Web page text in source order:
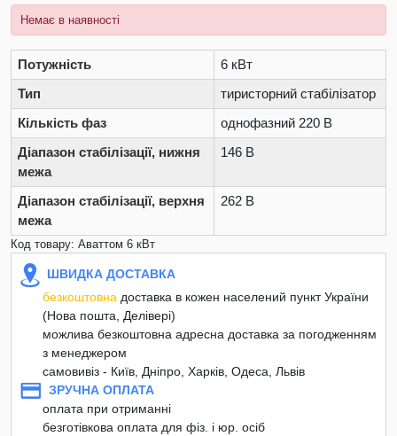
Немає в наявності
Потужність
6 кВт
Тип
тиристорний стабілізатор
Кількість фаз
однофазний 220 В
Діапазон стабілізації, нижня
межа
146 В
Діапазон стабілізації, верхня
межа
262 В
Код товару: Аваттом 6 кВт
ШВИДКА ДОСТАВКА
безкоштовна доставка в кожен населений пункт України
(Нова пошта, Делівері)
можлива безкоштовна адресна доставка за погодженням
з менеджером
самовивіз - Київ, Дніпро, Харків, Одеса, Львів
ЗРУЧНА ОПЛАТА
оплата при отриманні
безготівкова оплата для фіз. і юр. осіб